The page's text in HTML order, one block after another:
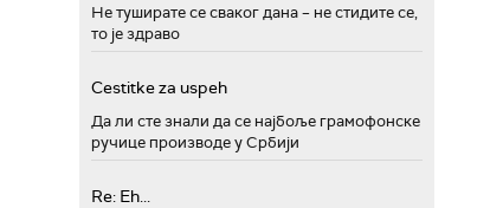
Не туширате се сваког дана – не стидите се,
то је здраво
Cestitke za uspeh
Да ли сте знали да се најбоље грамофонске
ручице производе у Србији
Re: Eh...